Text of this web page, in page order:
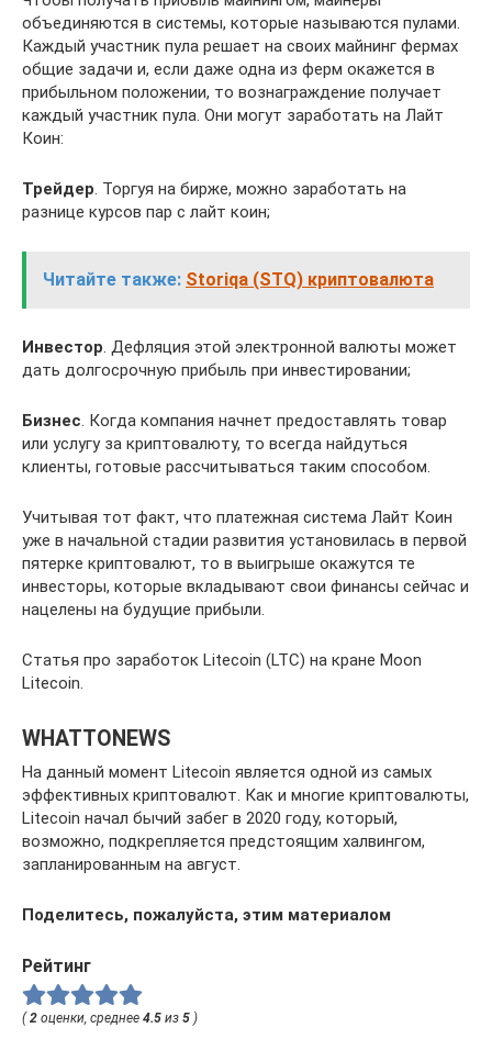
объединяются в системы, которые называются пулами.
Каждый участник пула решает на своих майнинг фермах
общие задачи и, если даже одна из ферм окажется в
прибыльном положении, то вознаграждение получает
каждый участник пула. Они могут заработать на Лайт
Коин:
Трейдер. Торгуя на бирже, можно заработать на
разнице курсов пар с лайт коин;
Читайте также: Storiqa (STQ) криптовалюта
Инвестор. Дефляция этой электронной валюты может
дать долгосрочную прибыль при инвестировании;
Бизнес. Когда компания начнет предоставлять товар
или услугу за криптовалюту, то всегда найдуться
клиенты, готовые рассчитываться таким способом.
Учитывая тот факт, что платежная система Лайт Коин
уже в начальной стадии развития установилась в первой
пятерке криптовалют, то в выигрыше окажутся те
инвесторы, которые вкладывают свои финансы сейчас и
нацелены на будущие прибыли.
Статья про заработок Litecoin (LTC) на кране Moon
Litecoin.
WHATTONEWS
На данный момент Litecoin является одной из самых
эффективных криптовалют. Как и многие криптовалюты,
Litecoin начал бычий забег в 2020 году, который,
возможно, подкрепляется предстоящим халвингом,
запланированным на август.
Поделитесь, пожалуйста, этим материалом
Рейтинг
(2 оценки, среднее 4.5 из 5 )